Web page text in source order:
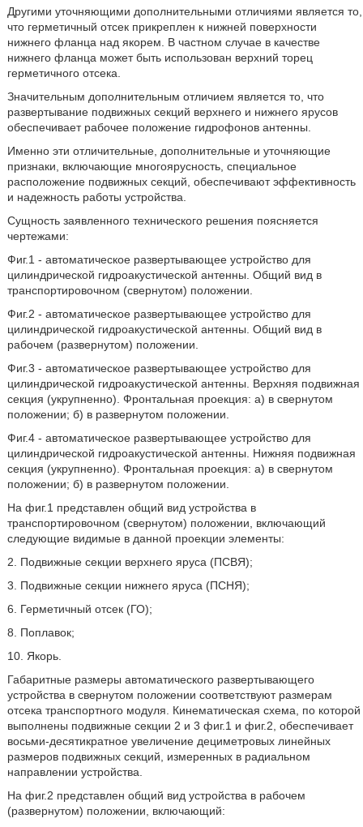
Другими уточняющими дополнительными отличиями является то,
что герметичный отсек прикреплен к нижней поверхности
нижнего фланца над якорем. В частном случае в качестве
нижнего фланца может быть использован верхний торец
герметичного отсека.
Значительным дополнительным отличием является то, что
развертывание подвижных секций верхнего и нижнего ярусов
обеспечивает рабочее положение гидрофонов антенны.
Именно эти отличительные, дополнительные и уточняющие
признаки, включающие многоярусность, специальное
расположение подвижных секций, обеспечивают эффективность
и надежность работы устройства.
Сущность заявленного технического решения поясняется
чертежами:
Фиг.1 - автоматическое развертывающее устройство для
цилиндрической гидроакустической антенны. Общий вид в
транспортировочном (свернутом) положении.
Фиг.2 - автоматическое развертывающее устройство для
цилиндрической гидроакустической антенны. Общий вид в
рабочем (развернутом) положении.
Фиг.3 - автоматическое развертывающее устройство для
цилиндрической гидроакустической антенны. Верхняя подвижная
секция (укрупненно). Фронтальная проекция: а) в свернутом
положении; б) в развернутом положении.
Фиг.4 - автоматическое развертывающее устройство для
цилиндрической гидроакустической антенны. Нижняя подвижная
секция (укрупненно). Фронтальная проекция: а) в свернутом
положении; б) в развернутом положении.
На фиг.1 представлен общий вид устройства в
транспортировочном (свернутом) положении, включающий
следующие видимые в данной проекции элементы:
2. Подвижные секции верхнего яруса (ПСВЯ);
3. Подвижные секции нижнего яруса (ПСНЯ);
6. Герметичный отсек (ГО);
8. Поплавок;
10. Якорь.
Габаритные размеры автоматического развертывающего
устройства в свернутом положении соответствуют размерам
отсека транспортного модуля. Кинематическая схема, по которой
выполнены подвижные секции 2 и 3 фиг.1 и фиг.2, обеспечивает
восьми-десятикратное увеличение дециметровых линейных
размеров подвижных секций, измеренных в радиальном
направлении устройства.
На фиг.2 представлен общий вид устройства в рабочем
(развернутом) положении, включающий: